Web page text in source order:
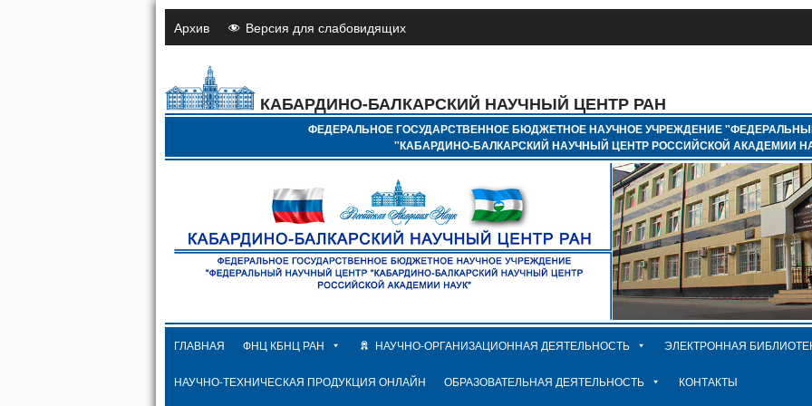
Архив Версия для слабовидящих
КАБАРДИНО-БАЛКАРСКИЙ НАУЧНЫЙ ЦЕНТР РАН
ФЕДЕРАЛЬНОЕ ГОСУДАРСТВЕННОЕ БЮДЖЕТНОЕ НАУЧНОЕ УЧРЕЖДЕНИЕ
"КАБАРДИНО-БАЛКАРСКИЙ НАУЧНЫЙ ЦЕНТР РОССИЙСКОЙ АКАДЕМИИ
ГЛАВНАЯ ФНЦ КБНЦ РАН НАУЧНО-ОРГАНИЗАЦИОННАЯ ДЕЯТЕЛЬНОСТЬ ЭЛЕКТРОННАЯ
НАУЧНО-ТЕХНИЧЕСКАЯ ПРОДУКЦИЯ ОНЛАЙН ОБРАЗОВАТЕЛЬНАЯ ДЕЯТЕЛЬНОСТЬ КОНТАКТЫ